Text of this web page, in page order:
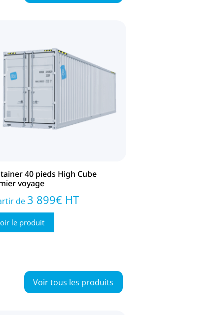
40 pieds High Cube
voyage
de 3 899€ HT
le produit
Voir tous les produits